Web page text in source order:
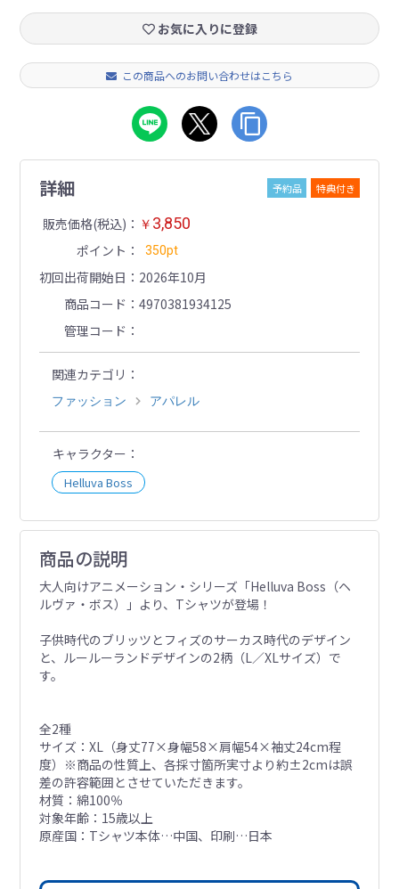
お気に入りに登録
この商品へのお問い合わせはこちら
詳細 予約品 特典付き
販売価格(税込) ￥ 3,850
ポイント 350pt
初回出荷開始日
2026年10月
商品コード
4970381934125
管理コード
関連カテゴリ
ファッション アパレル
キャラクター
Helluva Boss
商品の説明
大人向けアニメーション・シリーズ「Helluva Boss（ヘ
ルヴァ・ボス）」より、Tシャツが登場！
子供時代のブリッツとフィズのサーカス時代のデザイン
と、ルールーランドデザインの2柄（L／XLサイズ）で
す。
全2種
サイズ：XL（身丈77×身幅58×肩幅54×袖丈24cm程
度）※商品の性質上、各採寸箇所実寸より約±2cmは誤
差の許容範囲とさせていただきます。
材質：綿100％
対象年齢：15歳以上
原産国：Tシャツ本体…中国、印刷…日本